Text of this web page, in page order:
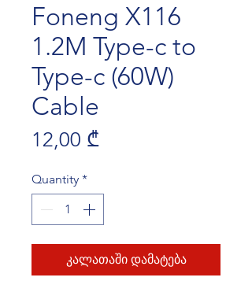
Foneng X116
1.2M Type-c to
Type-c (60W)
Cable
12,00 ₾Price
Quantity *
კალათაში დამატება